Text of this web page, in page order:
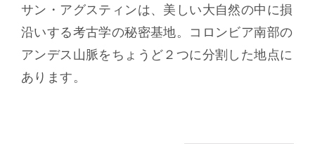
サン・アグスティンは、美しい大自然の中に損
沿いする考古学の秘密基地。コロンビア南部の
アンデス山脈をちょうど２つに分割した地点に
あります。